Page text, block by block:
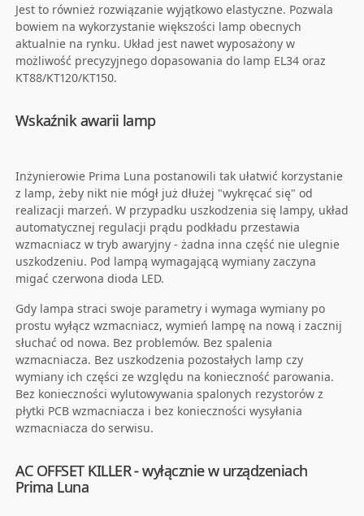
Jest to również rozwiązanie wyjątkowo elastyczne. Pozwala
bowiem na wykorzystanie większości lamp obecnych
aktualnie na rynku. Układ jest nawet wyposażony w
możliwość precyzyjnego dopasowania do lamp EL34 oraz
KT88/KT120/KT150.
Wskaźnik awarii lamp
Inżynierowie Prima Luna postanowili tak ułatwić korzystanie
z lamp, żeby nikt nie mógł już dłużej "wykręcać się" od
realizacji marzeń. W przypadku uszkodzenia się lampy, układ
automatycznej regulacji prądu podkładu przestawia
wzmacniacz w tryb awaryjny - żadna inna część nie ulegnie
uszkodzeniu. Pod lampą wymagającą wymiany zaczyna
migać czerwona dioda LED.
Gdy lampa straci swoje parametry i wymaga wymiany po
prostu wyłącz wzmacniacz, wymień lampę na nową i zacznij
słuchać od nowa. Bez problemów. Bez spalenia
wzmacniacza. Bez uszkodzenia pozostałych lamp czy
wymiany ich części ze względu na konieczność parowania.
Bez konieczności wylutowywania spalonych rezystorów z
płytki PCB wzmacniacza i bez konieczności wysyłania
wzmacniacza do serwisu.
AC OFFSET KILLER - wyłącznie w urządzeniach
Prima Luna